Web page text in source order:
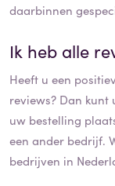
daarbinnen
Ik heb alle
Heeft u een
reviews? Dan kunt
uw bestelling
een ander bedrijf.
bedrijven in